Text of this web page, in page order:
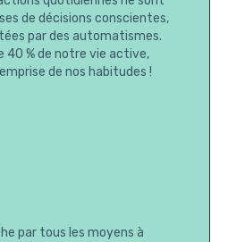
de décisions conscientes,
par des automatismes.
40 % de notre vie active,
de nos habitudes !
par tous les moyens à